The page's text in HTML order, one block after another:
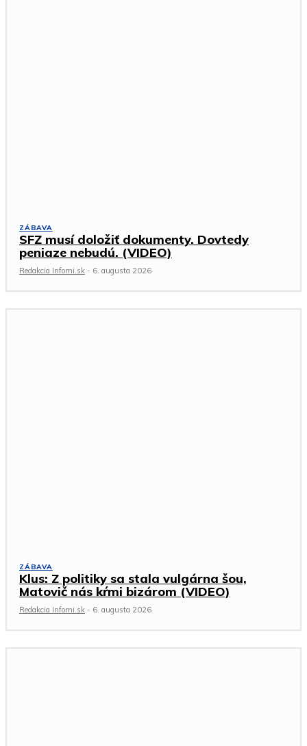
ZÁBAVA
SFZ musí doložiť dokumenty. Dovtedy
peniaze nebudú. (VIDEO)
Redakcia Infomi.sk - 6. augusta 2026
ZÁBAVA
Klus: Z politiky sa stala vulgárna šou,
Matovič nás kŕmi bizárom (VIDEO)
Redakcia Infomi.sk - 6. augusta 2026